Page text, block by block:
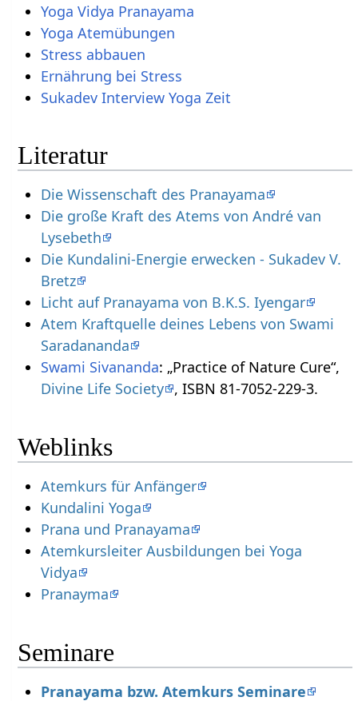
Yoga Vidya Pranayama
Yoga Atemübungen
Stress abbauen
Ernährung bei Stress
Sukadev Interview Yoga Zeit
Literatur
Die Wissenschaft des Pranayama
Die große Kraft des Atems von André van
Lysebeth
Die Kundalini-Energie erwecken - Sukadev V.
Bretz
Licht auf Pranayama von B.K.S. Iyengar
Atem Kraftquelle deines Lebens von Swami
Saradananda
Swami Sivananda: „Practice of Nature Cure“,
Divine Life Society , ISBN 81-7052-229-3.
Weblinks
Atemkurs für Anfänger
Kundalini Yoga
Prana und Pranayama
Atemkursleiter Ausbildungen bei Yoga
Vidya
Pranayma
Seminare
Pranayama bzw. Atemkurs Seminare